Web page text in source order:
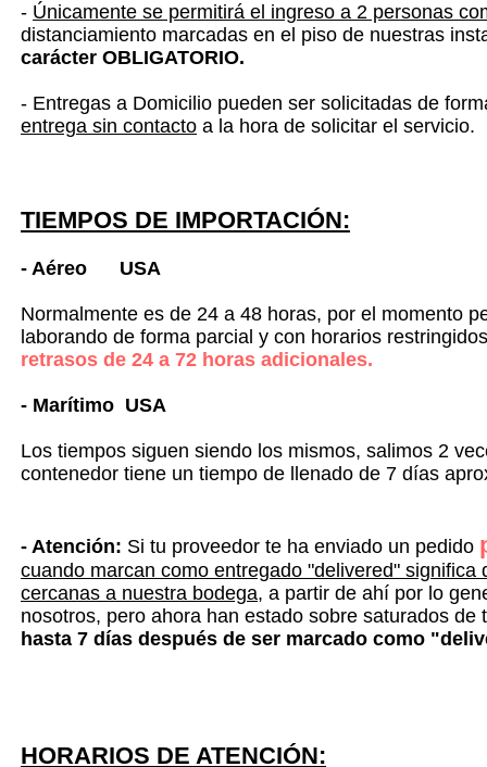
- Únicamente se permitirá el ingreso a 2 personas
distanciamiento marcadas en el piso de nuestras
carácter OBLIGATORIO.
- Entregas a Domicilio pueden ser solicitadas de
entrega sin contacto a la hora de solicitar el servicio.
TIEMPOS DE IMPORTACIÓN:
- Aéreo USA
Normalmente es de 24 a 48 horas, por el momento
laborando de forma parcial y con horarios
retrasos de 24 a 72 horas adicionales.
- Marítimo USA
Los tiempos siguen siendo los mismos, salimos 2
contenedor tiene un tiempo de llenado de 7 días
- Atención: Si tu proveedor te ha enviado un pedido
cuando marcan como entregado "delivered"
cercanas a nuestra bodega, a partir de ahí por lo
nosotros, pero ahora han estado sobre saturados
hasta 7 días después de ser marcado como
HORARIOS DE ATENCIÓN: